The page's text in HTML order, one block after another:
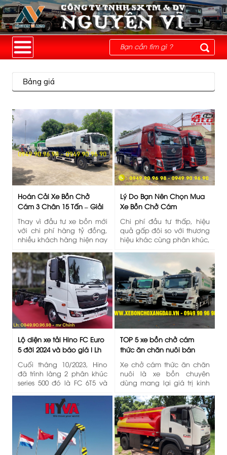
Bảng giá
Hoán Cải Xe Bồn Chở
Cám 3 Chân 15 Tấn – Giải
Pháp Vận Tải Hiệu Quả,
Tiết Kiệm Chi Phí
Thay vì đầu tư xe bồn mới
với chi phí hàng tỷ đồng,
nhiều khách hàng hiện nay
cải xe bồn xitec chở cám
từ các dòng xe tải 3 chân
nền cao cấp như Hino,
Isuzu, Chenglong,... vừa
tiết kiệm chi phí, vừa đảm
bảo chất lượng và tuân
thủ quy định đăng kiểm.
Lý Do Bạn Nên Chọn Mua
Xe Bồn Chở Cám
Chenglong H7 5 Chân 21
Tấn
Chi phí đầu tư thấp, hiệu
quả gấp đôi so với thương
hiệu khác cùng phân khúc,
thấp. Lh: 0949 90 96 98
Lộ diện xe tải Hino FC Euro
5 đời 2024 và báo giá I Lh
0949 90 96 98 mr Chính
Cuối tháng 10/2023, Hino
đã trình làng 2 phân khúc
series 500 đó là FC 6T5 và
Euro 5 với nhiều thay đổi
diện mạo đầy mạnh mẽ.
Đánh dấu bước tiến mạnh
mẽ, tiên phong 2024. Để
biết thêm chi tiết và báo
giá vui lòng liên hệ: 0949 90
TOP 5 xe bồn chở cám
thức ăn chăn nuôi bán
chạy nhất 2023
Xe chở cám thức ăn chăn
nuôi là xe bồn chuyên
dùng mang lại giá trị kinh
hàng, vậy nên xe cũng sẽ
có chất lượng và độ bền
cao để mang lại giá trị lợi
ích lâu dài. Lh 0949 90 96 98
- 0949 90 96 90 gặp Chính
để được tư vấn